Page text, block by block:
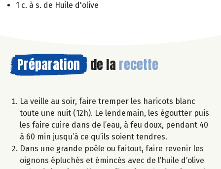
1 c. à s. de Huile d'olive
Préparation de la recette
La veille au soir, faire tremper les haricots blanc
toute une nuit (12h). Le lendemain, les égoutter puis
les faire cuire dans de l’eau, à feu doux, pendant 40
à 60 min jusqu’à ce qu’ils soient tendres.
Dans une grande poêle ou faitout, faire revenir les
oignons épluchés et émincés avec de l’huile d’olive